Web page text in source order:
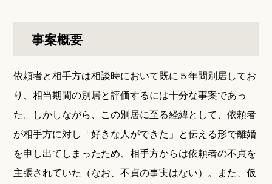
事案概要
依頼者と相手方は相談時において既に５年間別居してお
り、相当期間の別居と評価するには十分な事案であっ
た。しかしながら、この別居に至る経緯として、依頼者
が相手方に対し「好きな人ができた」と伝える形で離婚
を申し出てしまったため、相手方からは依頼者の不貞を
主張されていた（なお、不貞の事実はない）。また、仮